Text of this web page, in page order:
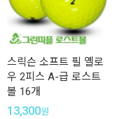
스릭슨 소프트 필 옐로
우 2피스 A-급 로스트
볼 16개
13,300원